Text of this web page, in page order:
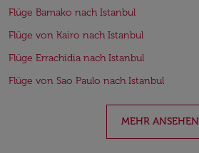
Flüge Bamako nach Istanbul
Flüge von Kairo nach Istanbul
Flüge Errachidia nach Istanbul
Flüge von Sao Paulo nach Istanbul
MEHR ANSEHEN